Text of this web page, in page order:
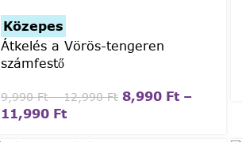
Közepes
Átkelés a Vörös-tengeren
számfestő
9,990Ft – 12,990Ft 8,990 Ft –
11,990 Ft